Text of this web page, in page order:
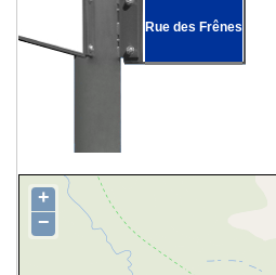
Rue des Frênes
+
−